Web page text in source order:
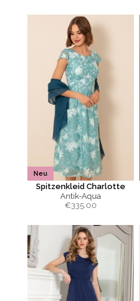
Neu
Spitzenkleid Charlotte
Antik-Aqua
€335.00